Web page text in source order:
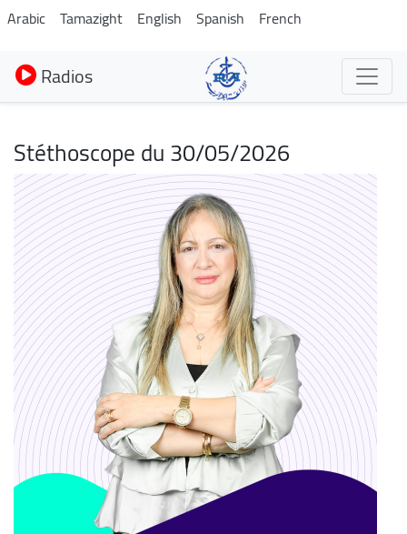
Aller
au
contenu
principal
Arabic Tamazight English Spanish French
Radios
Stéthoscope du 30/05/2026
Image